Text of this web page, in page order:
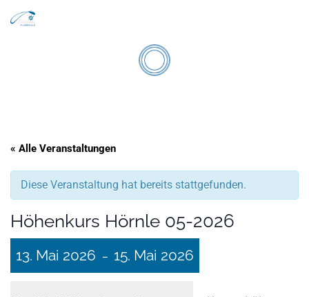
Zum Inhalt springen
« Alle Veranstaltungen
Diese Veranstaltung hat bereits stattgefunden.
Höhenkurs Hörnle 05-2026
13. Mai 2026 – 15. Mai 2026